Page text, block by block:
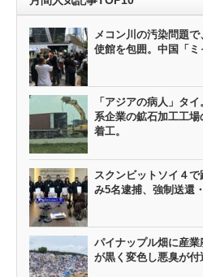
メコン川の汚染問題
使館を包囲。中国「ミ
「アジアの病人」タ
系企業の鉱石加工工
着工。
スクンビットソイ４
み5名逮捕、強制送還
パイナップル畑に産
が黒く変色し悪臭が付